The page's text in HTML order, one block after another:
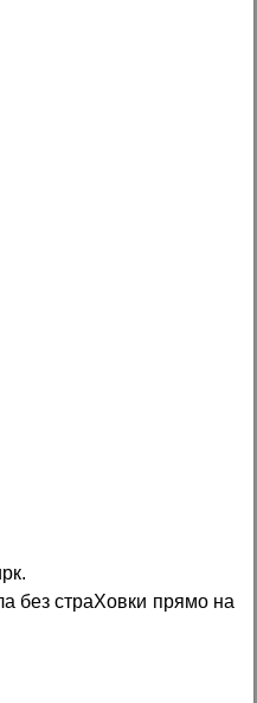
без стpaXовки прямо на